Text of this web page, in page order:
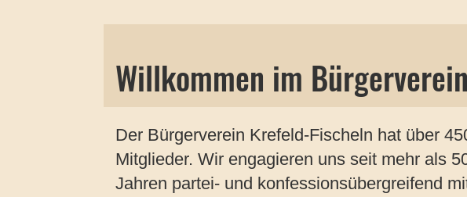
Willkommen im Bürgerverein
Der Bürgerverein Krefeld-Fischeln hat über
Mitglieder. Wir engagieren uns seit mehr als
Jahren partei- und konfessionsübergreifend